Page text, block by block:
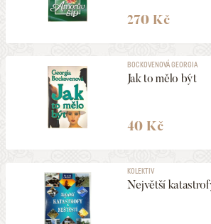
270 Kč
BOCKOVENOVÁ GEORGIA
Jak to mělo být
40 Kč
KOLEKTIV
Největší